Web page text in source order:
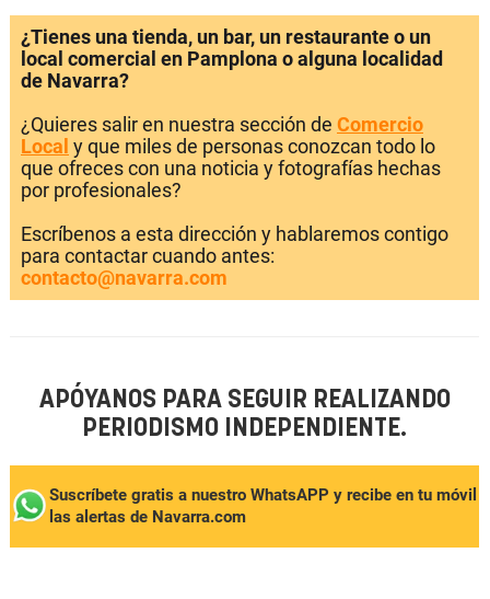
¿Tienes una tienda, un bar, un restaurante o un
local comercial en Pamplona o alguna localidad
de Navarra?
¿Quieres salir en nuestra sección de Comercio
Local y que miles de personas conozcan todo lo
que ofreces con una noticia y fotografías hechas
por profesionales?
Escríbenos a esta dirección y hablaremos contigo
para contactar cuando antes:
contacto@navarra.com
APÓYANOS PARA SEGUIR REALIZANDO
PERIODISMO INDEPENDIENTE.
Suscríbete gratis a nuestro WhatsAPP y recibe en tu móvil
las alertas de Navarra.com